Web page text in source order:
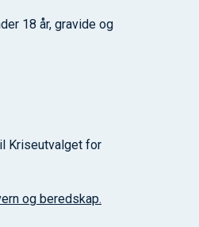
18 år, gravide og
Kriseutvalget for
og beredskap.